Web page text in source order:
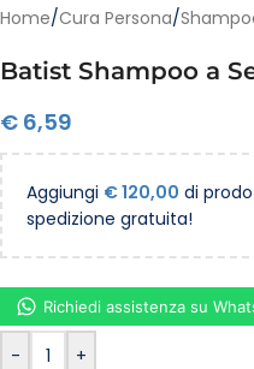
Home/Cura Persona/
Batist Shampoo a
€ 6,59
Aggiungi €120,00 di
spedizione gratuita!
- +
Richiedi assistenza su